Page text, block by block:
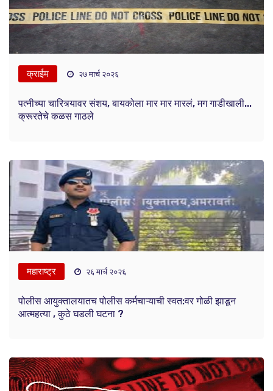
क्राईम २७ मार्च २०२६
पत्नीच्या चारित्र्यावर संशय, बायकोला मार मार मारलं, मग गाडीखाली...
क्रूरतेचे कळस गाठले
महाराष्ट्र २६ मार्च २०२६
पोलीस आयुक्तालयातच पोलीस कर्मचाऱ्याची स्वत:वर गोळी झाडून
आत्महत्या , कुठे घडली घटना ?